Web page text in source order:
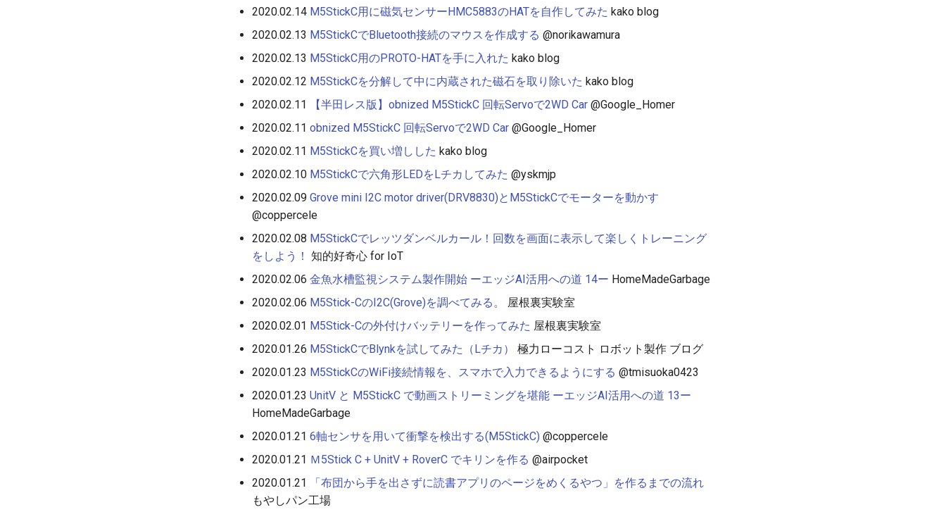
2020.02.14 M5StickC用に磁気センサーHMC5883のHATを自作してみた kako blog
2020.02.13 M5StickCでBluetooth接続のマウスを作成する @norikawamura
2020.02.13 M5StickC用のPROTO-HATを手に入れた kako blog
2020.02.12 M5StickCを分解して中に内蔵された磁石を取り除いた kako blog
2020.02.11
【半田レス版】obnized M5StickC 回転Servoで2WD Car @Google_Homer
2020.02.11 obnized M5StickC 回転Servoで2WD Car @Google_Homer
2020.02.11 M5StickCを買い増しした kako blog
2020.02.10 M5StickCで六角形LEDをLチカしてみた @yskmjp
2020.02.09 Grove mini I2C motor driver(DRV8830)とM5StickCでモーターを動かす
@coppercele
2020.02.08 M5StickCでレッツダンベルカール！回数を画面に表示して楽しくトレーニング
をしよう！ 知的好奇心 for IoT
2020.02.06 金魚水槽監視システム製作開始 ーエッジAI活用への道 14ー HomeMadeGarbage
2020.02.06 M5Stick-CのI2C(Grove)を調べてみる。 屋根裏実験室
2020.02.01 M5Stick-Cの外付けバッテリーを作ってみた 屋根裏実験室
2020.01.26 M5StickCでBlynkを試してみた（Lチカ）
極力ローコスト ロボット製作 ブログ
2020.01.23 M5StickCのWiFi接続情報を、スマホで入力できるようにする @tmisuoka0423
2020.01.23 UnitV と M5StickC で動画ストリーミングを堪能 ーエッジAI活用への道 13ー
HomeMadeGarbage
2020.01.21 6軸センサを用いて衝撃を検出する(M5StickC) @coppercele
2020.01.21 Ｍ5Stick C + UnitV + RoverC でキリンを作る @airpocket
2020.01.21
「布団から手を出さずに読書アプリのページをめくるやつ」を作るまでの流れ
もやしパン工場